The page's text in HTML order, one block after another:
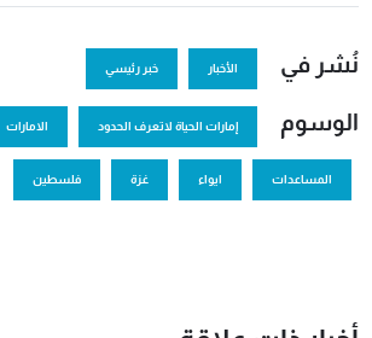
نُشر في الأخبار خبر رئيسي
الوسوم إمارات الحياة لاتعرف الحدود الامارات
المساعدات ايواء غزة فلسطين